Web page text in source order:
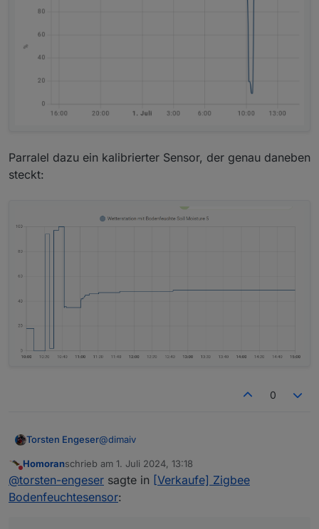
Parralel dazu ein kalibrierter Sensor, der genau daneben
steckt:
0
Torsten Engeser@dimaiv
hier der eine:
Nicht stören
Homoranschrieb am 1. Juli 2024, 13:18
zuletzt editiert von
@torsten-engeser sagte in [Verkaufe] Zigbee
Bodenfeuchtesensor: